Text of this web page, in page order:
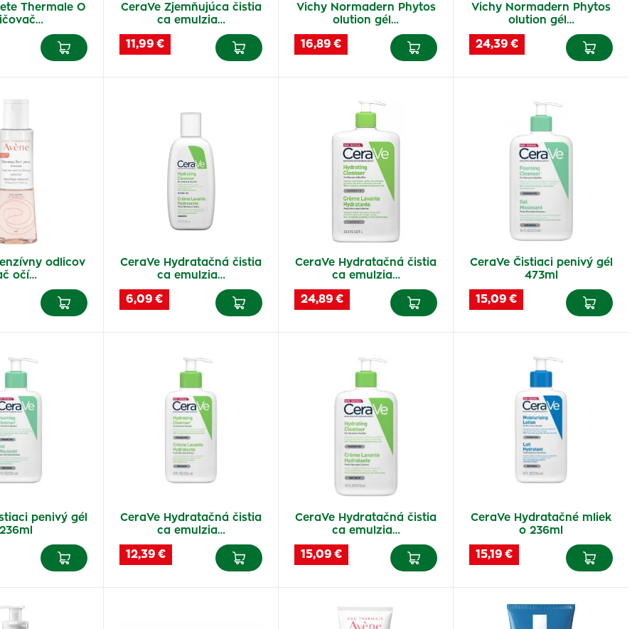
Thermale O
CeraVe Zjemňujúca čistia
ca emulzia…
11,99 €
Vichy Normadern Phytos
olution gél…
16,89 €
Vichy Normadern Phytos
olution gél…
24,39 €
odlicov
očí…
CeraVe Hydratačná čistia
ca emulzia…
6,09 €
CeraVe Hydratačná čistia
ca emulzia…
24,89 €
CeraVe Čistiaci penivý gél
473ml
15,09 €
penivý gél
236ml
CeraVe Hydratačná čistia
ca emulzia…
12,39 €
CeraVe Hydratačná čistia
ca emulzia…
15,09 €
CeraVe Hydratačné mliek
o 236ml
15,19 €